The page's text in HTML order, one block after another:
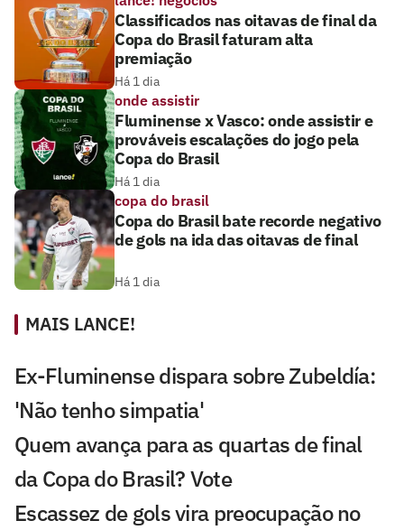
Classificados nas oitavas de final da
Copa do Brasil faturam alta
premiação
Há 1 dia
onde assistir
Fluminense x Vasco: onde assistir e
prováveis escalações do jogo pela
Copa do Brasil
Há 1 dia
copa do brasil
Copa do Brasil bate recorde negativo
de gols na ida das oitavas de final
Há 1 dia
MAIS LANCE!
Ex-Fluminense dispara sobre Zubeldía:
'Não tenho simpatia'
Quem avança para as quartas de final
da Copa do Brasil? Vote
Escassez de gols vira preocupação no